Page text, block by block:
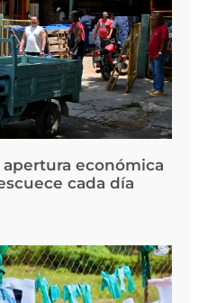
económica
cada día